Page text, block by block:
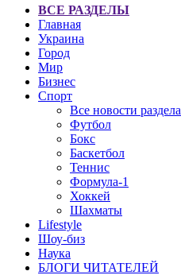
ВСЕ РАЗДЕЛЫ
Главная
Украина
Город
Мир
Бизнес
Спорт
Все новости раздела
Футбол
Бокс
Баскетбол
Теннис
Формула-1
Хоккей
Шахматы
Lifestyle
Шоу-биз
Наука
БЛОГИ ЧИТАТЕЛЕЙ